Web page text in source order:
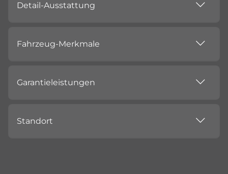
Detail-Ausstattung
Fahrzeug-Merkmale
Garantieleistungen
Standort